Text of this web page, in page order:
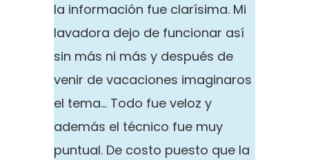
la información fue clarísima. Mi
lavadora dejo de funcionar así
sin más ni más y después de
venir de vacaciones imaginaros
el tema… Todo fue veloz y
además el técnico fue muy
puntual. De costo puesto que la